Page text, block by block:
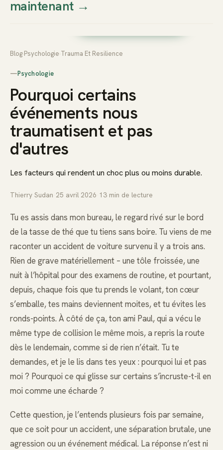
Thierry
Prendre rendez-vous dès
maintenant→
Blog Psychologie Trauma Et Resilience
—Psychologie
Pourquoi certains
événements nous
traumatisent et pas
d'autres
Les facteurs qui rendent un choc plus ou moins durable.
Thierry Sudan 25 avril 2026 13 min de lecture
Tu es assis dans mon bureau, le regard rivé sur le bord
de la tasse de thé que tu tiens sans boire. Tu viens de me
raconter un accident de voiture survenu il y a trois ans.
Rien de grave matériellement – une tôle froissée, une
nuit à l’hôpital pour des examens de routine, et pourtant,
depuis, chaque fois que tu prends le volant, ton cœur
s’emballe, tes mains deviennent moites, et tu évites les
ronds-points. À côté de ça, ton ami Paul, qui a vécu le
même type de collision le même mois, a repris la route
dès le lendemain, comme si de rien n’était. Tu te
demandes, et je le lis dans tes yeux : pourquoi lui et pas
moi ? Pourquoi ce qui glisse sur certains s’incruste-t-il en
moi comme une écharde ?
Cette question, je l’entends plusieurs fois par semaine,
que ce soit pour un accident, une séparation brutale, une
agression ou un événement médical. La réponse n’est ni